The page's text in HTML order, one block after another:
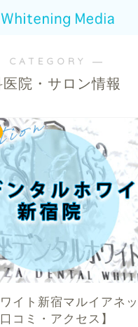
CATEGORY ―
院・サロン情報
イト新宿マルイアネ
コミ・アクセス】